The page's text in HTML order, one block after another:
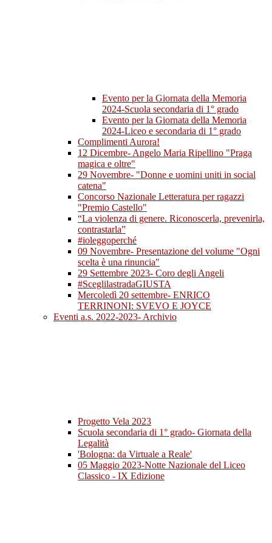
Evento per la Giornata della Memoria
2024-Scuola secondaria di 1° grado
Evento per la Giornata della Memoria
2024-Liceo e secondaria di 1° grado
Complimenti Aurora!
12 Dicembre- Angelo Maria Ripellino "Praga
magica e oltre"
29 Novembre- "Donne e uomini uniti in social
catena"
Concorso Nazionale Letteratura per ragazzi
"Premio Castello"
“La violenza di genere. Riconoscerla, prevenirla,
contrastarla”
#ioleggoperché
09 Novembre- Presentazione del volume "Ogni
scelta è una rinuncia"
29 Settembre 2023- Coro degli Angeli
#SceglilastradaGIUSTA
Mercoledì 20 settembre- ENRICO
TERRINONI: SVEVO E JOYCE
Eventi a.s. 2022-2023- Archivio
Progetto Vela 2023
Scuola secondaria di 1° grado- Giornata della
Legalità
'Bologna: da Virtuale a Reale'
05 Maggio 2023-Notte Nazionale del Liceo
Classico - IX Edizione